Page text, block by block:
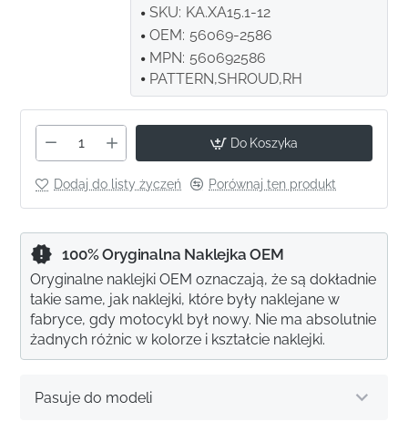
SKU: KA.XA15.1-12
OEM: 56069-2586
MPN: 560692586
PATTERN,SHROUD,RH
Do Koszyka
Dodaj do listy życzeń Porównaj ten produkt
Pasuje do modeli
100% Oryginalna Naklejka OEM
Oryginalne naklejki OEM oznaczają, że są dokładnie
takie same, jak naklejki, które były naklejane w
fabryce, gdy motocykl był nowy. Nie ma absolutnie
żadnych różnic w kolorze i kształcie naklejki.